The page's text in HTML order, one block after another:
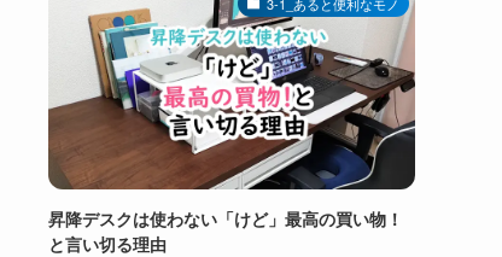
昇降デスクは使わない「けど」最高の買い物！
と言い切る理由